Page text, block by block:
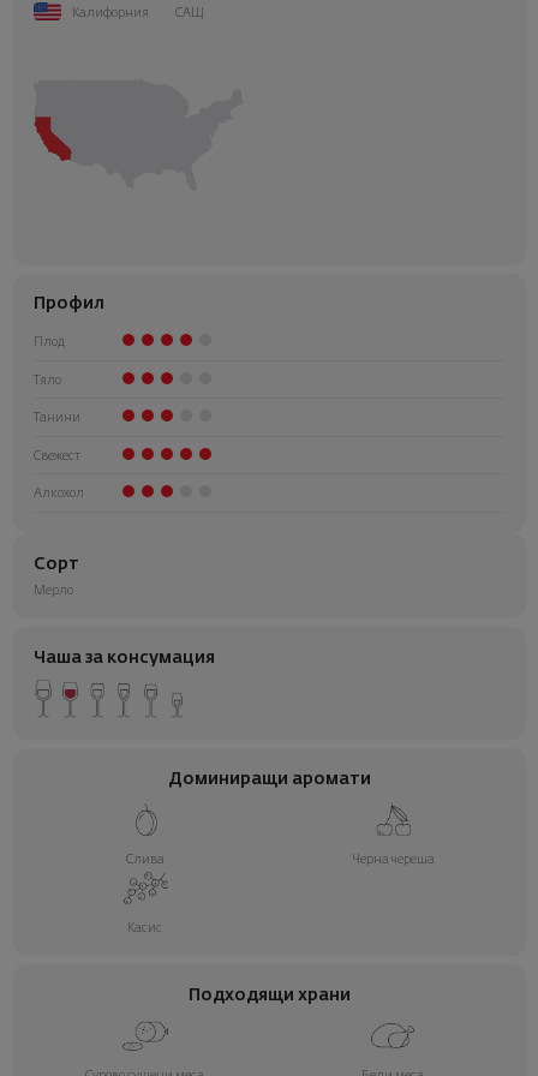
Калифорния САЩ
Профил
Плод
Тяло
Танини
Свежест
Алкохол
Сорт
Мерло
Чаша за консумация
Доминиращи аромати
Слива Черна череша
Касис
Подходящи храни